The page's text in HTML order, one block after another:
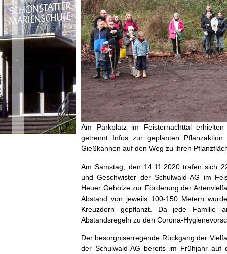
Am Parkplatz im Feisternachttal
getrennt Infos zur geplanten
Gießkannen auf den Weg zu ihren
Am Samstag, den 14.11.2020 trafen sich
und Geschwister der Schulwald-AG im
Heuer Gehölze zur Förderung der
Abstand von jeweils 100-150 Metern
Kreuzdorn gepflanzt. Da jede Familie
Abstandsregeln zu den Corona-
Der besorgniserregende Rückgang der
der Schulwald-AG bereits im Frühjahr